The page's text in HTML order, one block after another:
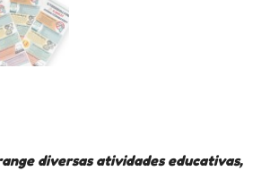
diversas atividades educativas,